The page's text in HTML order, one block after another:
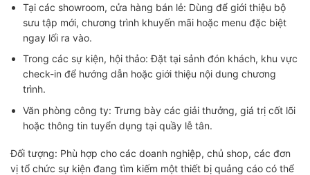
Tại các showroom, cửa hàng bán lẻ: Dùng để giới thiệu bộ
sưu tập mới, chương trình khuyến mãi hoặc menu đặc biệt
ngay lối ra vào.
Trong các sự kiện, hội thảo: Đặt tại sảnh đón khách, khu vực
check-in để hướng dẫn hoặc giới thiệu nội dung chương
trình.
Văn phòng công ty: Trưng bày các giải thưởng, giá trị cốt lõi
hoặc thông tin tuyển dụng tại quầy lễ tân.
Đối tượng: Phù hợp cho các doanh nghiệp, chủ shop, các đơn
vị tổ chức sự kiện đang tìm kiếm một thiết bị quảng cáo có thể